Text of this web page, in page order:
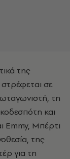
της
σε
τη
και
Emmy, Μπέρτι
της
για τη